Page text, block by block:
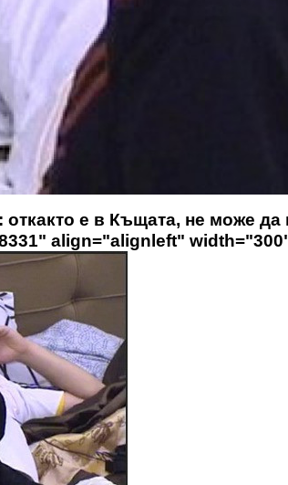
откакто е в Къщата, не може
align="alignleft"